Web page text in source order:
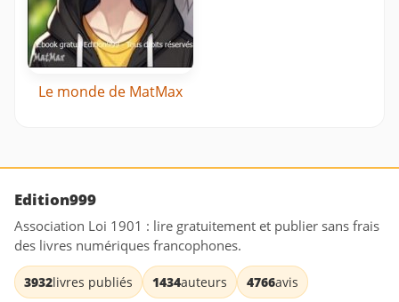
Le monde de MatMax
Edition999
Association Loi 1901 : lire gratuitement et publier sans frais
des livres numériques francophones.
3932livres publiés 1434auteurs 4766avis